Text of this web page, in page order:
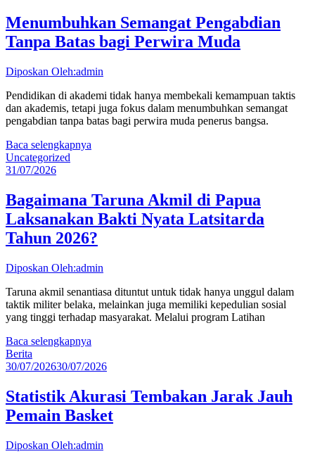
Menumbuhkan Semangat Pengabdian
Tanpa Batas bagi Perwira Muda
Diposkan Oleh:admin
Pendidikan di akademi tidak hanya membekali kemampuan taktis
dan akademis, tetapi juga fokus dalam menumbuhkan semangat
pengabdian tanpa batas bagi perwira muda penerus bangsa.
Baca selengkapnya
Uncategorized
31/07/2026
Bagaimana Taruna Akmil di Papua
Laksanakan Bakti Nyata Latsitarda
Tahun 2026?
Diposkan Oleh:admin
Taruna akmil senantiasa dituntut untuk tidak hanya unggul dalam
taktik militer belaka, melainkan juga memiliki kepedulian sosial
yang tinggi terhadap masyarakat. Melalui program Latihan
Baca selengkapnya
Berita
30/07/202630/07/2026
Statistik Akurasi Tembakan Jarak Jauh
Pemain Basket
Diposkan Oleh:admin